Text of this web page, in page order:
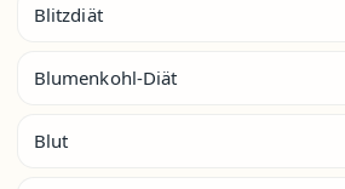
Blitzdiät
Blumenkohl-Diät
Blut